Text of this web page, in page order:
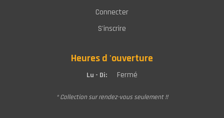
Connecter
S'inscrire
Heures d 'ouverture
Lu - Di: Fermé
* Collection sur rendez-vous seulement !!